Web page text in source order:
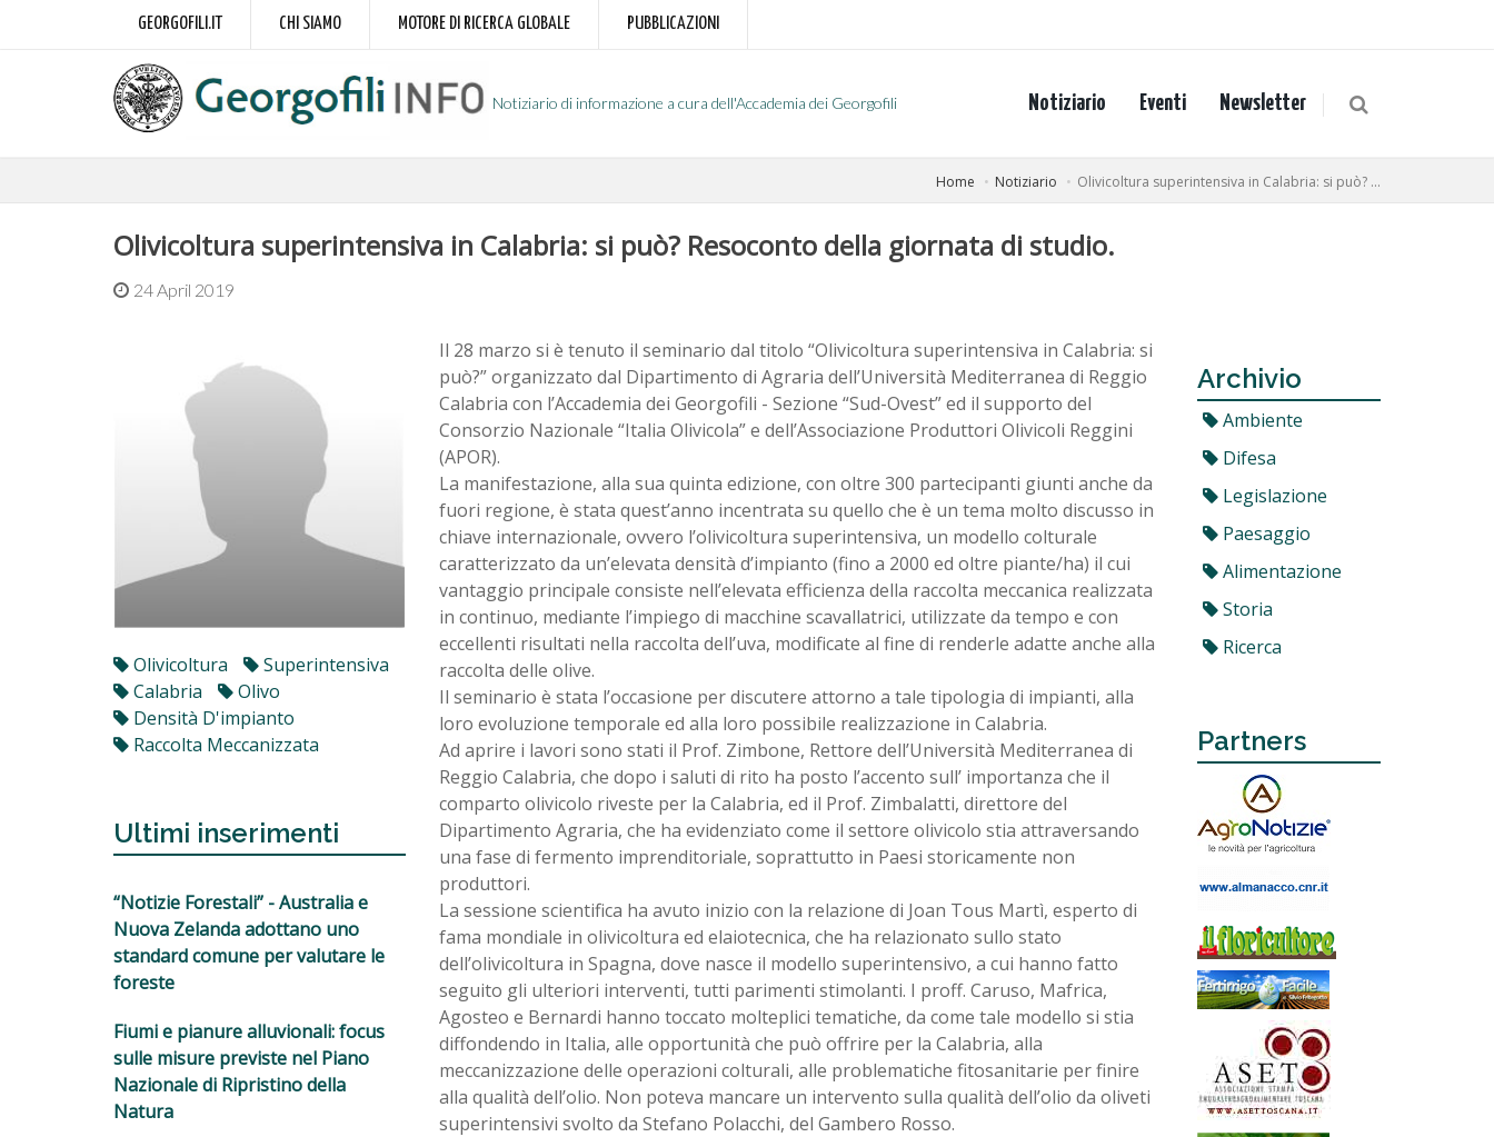
GEORGOFILI.IT CHI SIAMO MOTORE DI RICERCA GLOBALE PUBBLICAZIONI
Notiziario di informazione a cura dell'Accademia dei Georgofili Notiziario Eventi Newsletter
Home Notiziario Olivicoltura superintensiva in Calabria: si può? ...
Olivicoltura superintensiva in Calabria: si può? Resoconto della giornata di studio.
24 April 2019
Olivicoltura
Superintensiva
Calabria
Olivo
Densità D'impianto
Raccolta Meccanizzata
Ultimi inserimenti
“Notizie Forestali” - Australia e
Nuova Zelanda adottano uno
standard comune per valutare le
foreste
Fiumi e pianure alluvionali: focus
sulle misure previste nel Piano
Nazionale di Ripristino della
Natura
Il 28 marzo si è tenuto il seminario dal titolo “Olivicoltura superintensiva in Calabria: si
può?” organizzato dal Dipartimento di Agraria dell’Università Mediterranea di Reggio
Calabria con l’Accademia dei Georgofili - Sezione “Sud-Ovest” ed il supporto del
Consorzio Nazionale “Italia Olivicola” e dell’Associazione Produttori Olivicoli Reggini
(APOR).
La manifestazione, alla sua quinta edizione, con oltre 300 partecipanti giunti anche da
fuori regione, è stata quest’anno incentrata su quello che è un tema molto discusso in
chiave internazionale, ovvero l’olivicoltura superintensiva, un modello colturale
caratterizzato da un’elevata densità d’impianto (fino a 2000 ed oltre piante/ha) il cui
vantaggio principale consiste nell’elevata efficienza della raccolta meccanica realizzata
in continuo, mediante l’impiego di macchine scavallatrici, utilizzate da tempo e con
eccellenti risultati nella raccolta dell’uva, modificate al fine di renderle adatte anche alla
raccolta delle olive.
Il seminario è stata l’occasione per discutere attorno a tale tipologia di impianti, alla
loro evoluzione temporale ed alla loro possibile realizzazione in Calabria.
Ad aprire i lavori sono stati il Prof. Zimbone, Rettore dell’Università Mediterranea di
Reggio Calabria, che dopo i saluti di rito ha posto l’accento sull’ importanza che il
comparto olivicolo riveste per la Calabria, ed il Prof. Zimbalatti, direttore del
Dipartimento Agraria, che ha evidenziato come il settore olivicolo stia attraversando
una fase di fermento imprenditoriale, soprattutto in Paesi storicamente non
produttori.
La sessione scientifica ha avuto inizio con la relazione di Joan Tous Martì, esperto di
fama mondiale in olivicoltura ed elaiotecnica, che ha relazionato sullo stato
dell’olivicoltura in Spagna, dove nasce il modello superintensivo, a cui hanno fatto
seguito gli ulteriori interventi, tutti parimenti stimolanti. I proff. Caruso, Mafrica,
Agosteo e Bernardi hanno toccato molteplici tematiche, da come tale modello si stia
diffondendo in Italia, alle opportunità che può offrire per la Calabria, alla
meccanizzazione delle operazioni colturali, alle problematiche fitosanitarie per finire
alla qualità dell’olio. Non poteva mancare un intervento sulla qualità dell’olio da oliveti
superintensivi svolto da Stefano Polacchi, del Gambero Rosso.
Archivio
Ambiente
Difesa
Legislazione
Paesaggio
Alimentazione
Storia
Ricerca
Partners